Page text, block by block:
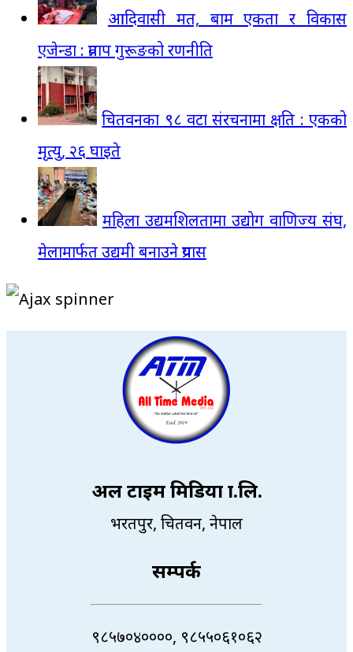
आदिवासी मत, बाम एकता र विकास
एजेन्डा : प्रताप गुरूङको रणनीति
चितवनका ९८ वटा संरचनामा क्षति : एकको
मृत्यु, २६ घाइते
महिला उद्यमशिलतामा उद्योग वाणिज्य संघ,
मेलामार्फत उद्यमी बनाउने प्रयास
अल टाइम मिडिया प्रा.लि.
भरतपुर, चितवन, नेपाल
सम्पर्क
९८५७०४००००, ९८५५०६१०६२